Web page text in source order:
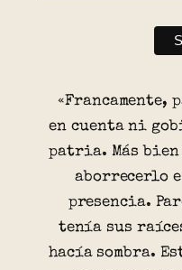
«Francamente,
en cuenta ni
patria. Más bien
aborrecerlo
presencia.
tenía sus
hacía sombra.